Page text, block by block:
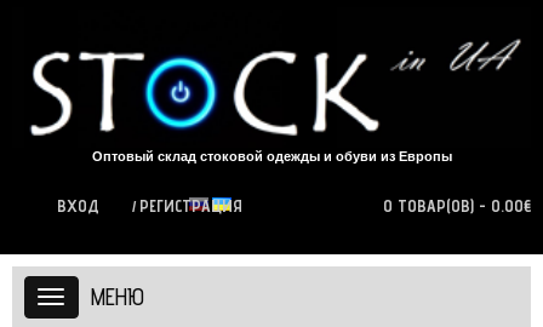
Оптовый склад стоковой одежды и обуви из Европы
0 ТОВАР(ОВ) - 0.00€
ВХОД РЕГИСТРАЦИЯ
МЕНЮ